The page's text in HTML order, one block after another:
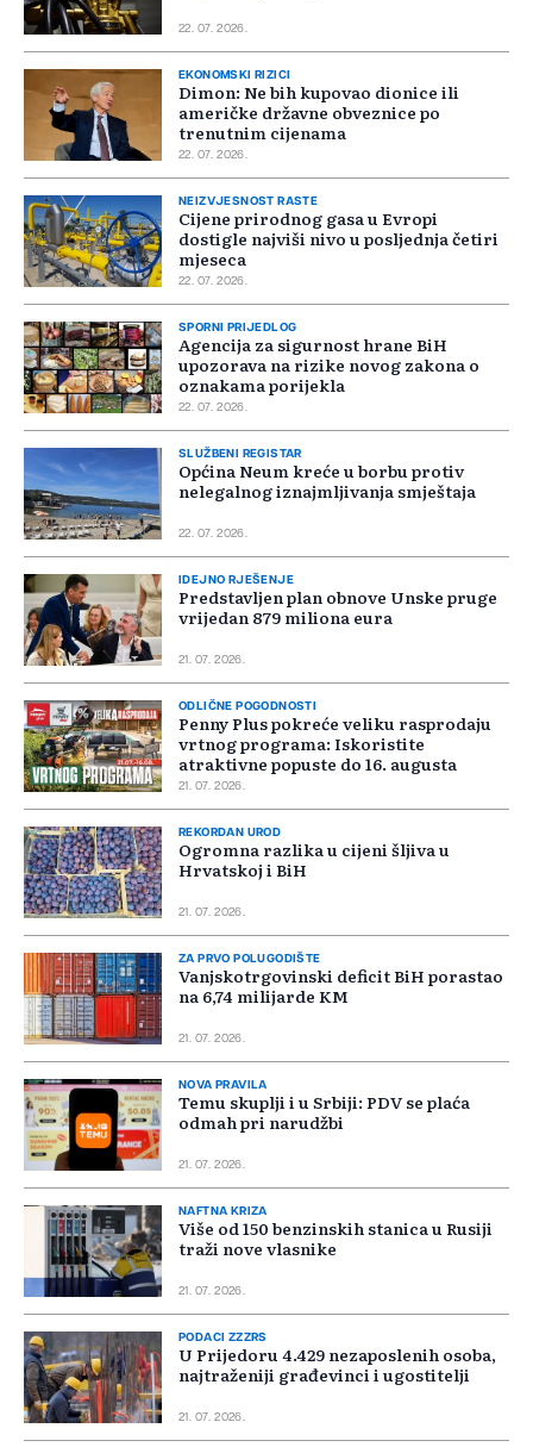
22. 07. 2026.
EKONOMSKI RIZICI
Dimon: Ne bih kupovao dionice ili
američke državne obveznice po
trenutnim cijenama
22. 07. 2026.
NEIZVJESNOST RASTE
Cijene prirodnog gasa u Evropi
dostigle najviši nivo u posljednja četiri
mjeseca
22. 07. 2026.
SPORNI PRIJEDLOG
Agencija za sigurnost hrane BiH
upozorava na rizike novog zakona o
oznakama porijekla
22. 07. 2026.
SLUŽBENI REGISTAR
Općina Neum kreće u borbu protiv
nelegalnog iznajmljivanja smještaja
22. 07. 2026.
IDEJNO RJEŠENJE
Predstavljen plan obnove Unske pruge
vrijedan 879 miliona eura
21. 07. 2026.
ODLIČNE POGODNOSTI
Penny Plus pokreće veliku rasprodaju
vrtnog programa: Iskoristite
atraktivne popuste do 16. augusta
21. 07. 2026.
REKORDAN UROD
Ogromna razlika u cijeni šljiva u
Hrvatskoj i BiH
21. 07. 2026.
ZA PRVO POLUGODIŠTE
Vanjskotrgovinski deficit BiH porastao
na 6,74 milijarde KM
21. 07. 2026.
NOVA PRAVILA
Temu skuplji i u Srbiji: PDV se plaća
odmah pri narudžbi
21. 07. 2026.
NAFTNA KRIZA
Više od 150 benzinskih stanica u Rusiji
traži nove vlasnike
21. 07. 2026.
PODACI ZZZRS
U Prijedoru 4.429 nezaposlenih osoba,
najtraženiji građevinci i ugostitelji
21. 07. 2026.